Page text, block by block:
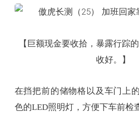
【巨额现金要收拾，暴露行踪
收好。】
在挡把前的储物格以及车门上
色的LED照明灯，方便下车前检